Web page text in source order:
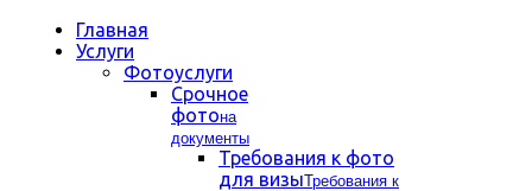
Главная
Услуги
Фотоуслуги
Срочное
фотона
документы
Требования к фото
для визыТребования к